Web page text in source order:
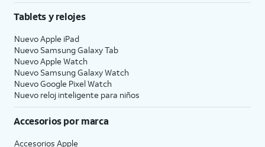
Tablets y relojes
Nuevo Apple iPad
Nuevo Samsung Galaxy Tab
Nuevo Apple Watch
Nuevo Samsung Galaxy Watch
Nuevo Google Pixel Watch
Nuevo reloj inteligente para niños
Accesorios por marca
Accesorios Apple